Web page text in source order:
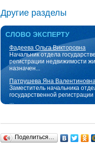
Другие разделы
СЛОВО ЭКСПЕРТУ
Фадеева Ольга Викторовна
Начальник отдела
регистрации недвижимости
назначен...
Патрушева Яна Валентиновна
Заместитель начальника
государственной
Поделиться…